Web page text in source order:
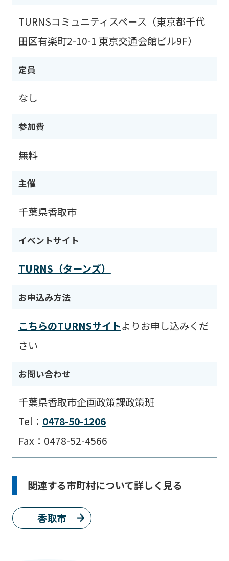
TURNSコミュニティスペース（東京都千代
田区有楽町2-10-1 東京交通会館ビル9F）
定員
なし
参加費
無料
主催
千葉県香取市
イベントサイト
TURNS（ターンズ）
お申込み方法
こちらのTURNSサイトよりお申し込みくだ
さい
お問い合わせ
千葉県香取市企画政策課政策班
Tel： 0478-50-1206
Fax：0478-52-4566
関連する市町村について詳しく見る
香取市